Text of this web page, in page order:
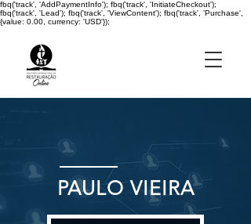
fbq('track', 'AddPaymentInfo'); fbq('track', 'InitiateCheckout');
fbq('track', 'Lead'); fbq('track', 'ViewContent'); fbq('track', 'Purchase',
{value: 0.00, currency: 'USD'});
PAULO VIEIRA